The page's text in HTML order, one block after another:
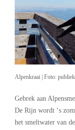
Alpenkraai | Foto:
Gebrek aan
De Rijn wordt ‘s
het smeltwater van